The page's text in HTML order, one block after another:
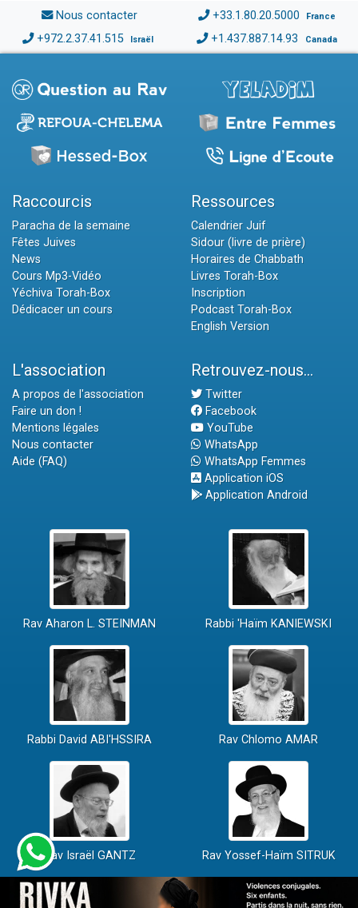
Nous contacter +33.1.80.20.5000 France
+972.2.37.41.515 Israël +1.437.887.14.93 Canada
Raccourcis
Paracha de la semaine
Fêtes Juives
News
Cours Mp3-Vidéo
Yéchiva Torah-Box
Dédicacer un cours
Ressources
Calendrier Juif
Sidour (livre de prière)
Horaires de Chabbath
Livres Torah-Box
Inscription
Podcast Torah-Box
English Version
L'association
A propos de l'association
Faire un don !
Mentions légales
Nous contacter
Aide (FAQ)
Retrouvez-nous...
Twitter
Facebook
YouTube
WhatsApp
WhatsApp Femmes
Application iOS
Application Android
Rav Aharon L. STEINMAN Rabbi 'Haïm KANIEWSKI
Rabbi David ABI'HSSIRA Rav Chlomo AMAR
Rav Israël GANTZ Rav Yossef-Haïm SITRUK